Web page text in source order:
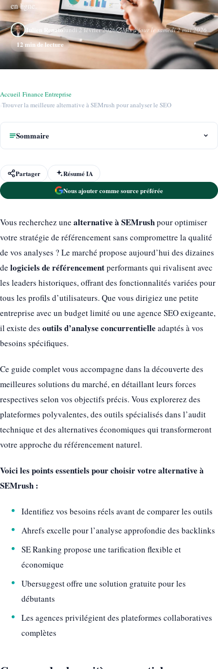
en ligne.
Julien Renatolundi 2 février 2026 Mis à jour le samedi 2 mai 2026
12 min de lecture
Accueil›Finance Entreprise
›Trouver la meilleure alternative à SEMrush pour analyser le SEO
Sommaire
Partager
Résumé IA
Nous ajouter comme source préférée
Vous recherchez une alternative à SEMrushpour optimiser
votre stratégie de référencement sans compromettre la qualité
de vos analyses ? Le marché propose aujourd’hui des dizaines
de logiciels de référencementperformants qui rivalisent avec
les leaders historiques, offrant des fonctionnalités variées pour
tous les profils d’utilisateurs. Que vous dirigiez une petite
entreprise avec un budget limité ou une agence SEO exigeante,
il existe des outils d’analyse concurrentielle adaptés à vos
besoins spécifiques.
Ce guide complet vous accompagne dans la découverte des
meilleures solutions du marché, en détaillant leurs forces
respectives selon vos objectifs précis. Vous explorerez des
plateformes polyvalentes, des outils spécialisés dans l’audit
technique et des alternatives économiques qui transformeront
votre approche du référencement naturel.
Voici les points essentiels pour choisir votre alternative à
SEMrush :
Identifiez vos besoins réels avant de comparer les outils
Ahrefs excelle pour l’analyse approfondie des backlinks
SE Ranking propose une tarification flexible et
économique
Ubersuggest offre une solution gratuite pour les
débutants
Les agences privilégient des plateformes collaboratives
complètes